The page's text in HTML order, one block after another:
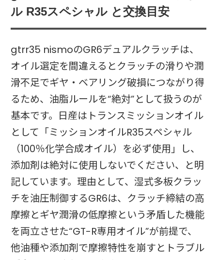
ル R35スペシャル と交換目安
gtrr35 nismoのGR6デュアルクラッチは、
オイル選定を間違えるとクラッチの滑りや潤
滑不足でギヤ・ベアリング破損につながり得
るため、油脂ルールを“絶対”として扱うのが
基本です。日産はトランスミッションオイル
として「ミッションオイルR35スペシャル
（100％化学合成オイル）を必ず使用」し、
添加剤は絶対に使用しないでください、と明
記しています。理由として、湿式多板クラッ
チを油圧制御するGR6は、クラッチ締結の高
摩擦とギヤ潤滑の低摩擦という矛盾した機能
を両立させた“GT-R専用オイル”が前提で、
他油種や添加剤で摩擦特性を崩すとトラブル